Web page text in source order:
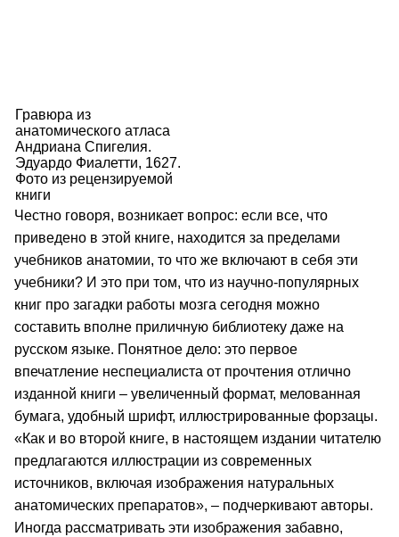
Гравюра из
анатомического атласа
Андриана Спигелия.
Эдуардо Фиалетти, 1627.
Фото из рецензируемой
книги
Честно говоря, возникает вопрос: если все, что
приведено в этой книге, находится за пределами
учебников анатомии, то что же включают в себя эти
учебники? И это при том, что из научно-популярных
книг про загадки работы мозга сегодня можно
составить вполне приличную библиотеку даже на
русском языке. Понятное дело: это первое
впечатление неспециалиста от прочтения отлично
изданной книги – увеличенный формат, мелованная
бумага, удобный шрифт, иллюстрированные форзацы.
«Как и во второй книге, в настоящем издании читателю
предлагаются иллюстрации из современных
источников, включая изображения натуральных
анатомических препаратов», – подчеркивают авторы.
Иногда рассматривать эти изображения забавно,